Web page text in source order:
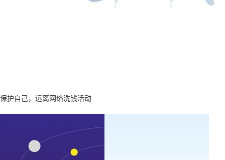
保护自己，远离网络洗钱活动